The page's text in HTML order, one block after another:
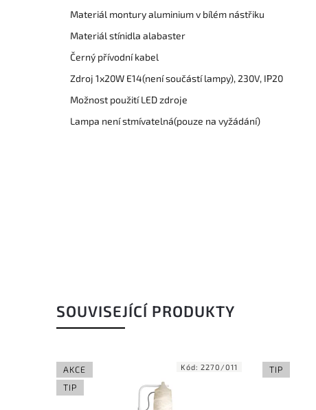
Materiál montury aluminium v bílém nástřiku
Materiál stínidla alabaster
Černý přívodní kabel
Zdroj 1x20W E14(není součástí lampy), 230V, IP20
Možnost použití LED zdroje
Lampa není stmívatelná(pouze na vyžádání)
SOUVISEJÍCÍ PRODUKTY
AKCE
TIP
Kód: 2270/011 TIP